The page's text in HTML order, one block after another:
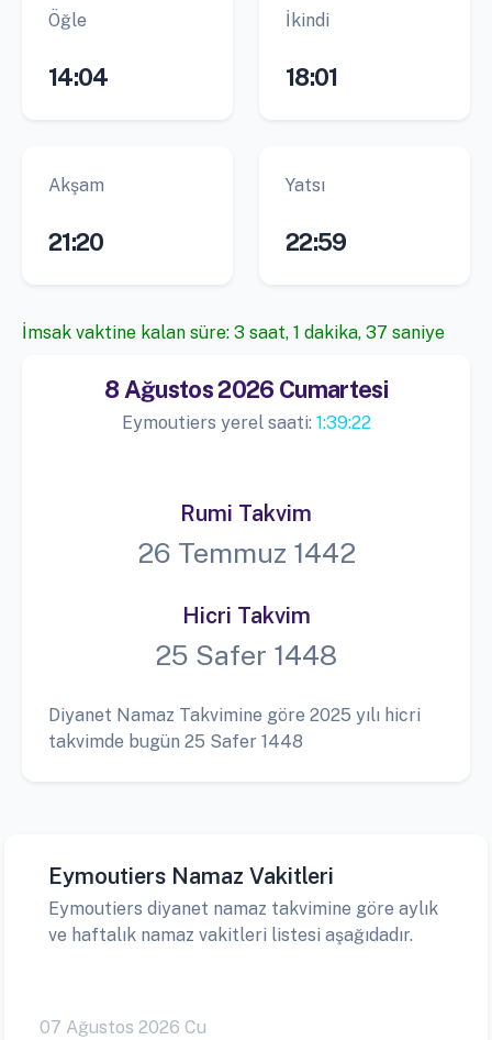
Öğle
14:04
İkindi
18:01
Akşam
21:20
Yatsı
22:59
İmsak vaktine kalan süre: 3 saat, 1 dakika, 37 saniye
8 Ağustos 2026 Cumartesi
Eymoutiers yerel saati: 1:39:22
Rumi Takvim
26 Temmuz 1442
Hicri Takvim
25 Safer 1448
Diyanet Namaz Takvimine göre 2025 yılı hicri
takvimde bugün 25 Safer 1448
Eymoutiers Namaz Vakitleri
Eymoutiers diyanet namaz takvimine göre aylık
ve haftalık namaz vakitleri listesi aşağıdadır.
07 Ağustos 2026 Cu